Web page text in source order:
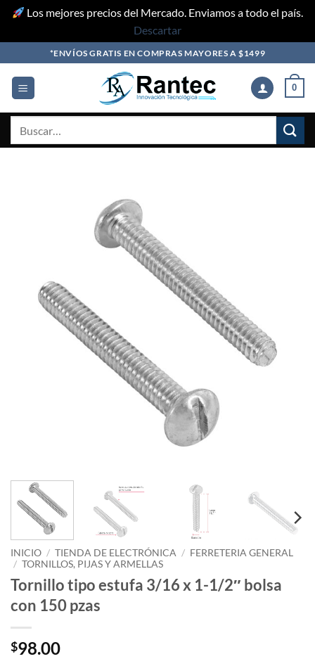
Los mejores precios del Mercado. Enviamos a todo el país.
Descartar
to
content
*ENVÍOS GRATIS EN COMPRAS MAYORES A $1499
0
INICIO / TIENDA DE ELECTRÓNICA / FERRETERIA GENERAL
/ TORNILLOS, PIJAS Y ARMELLAS
Tornillo tipo estufa 3/16 x 1-1/2″ bolsa
con 150 pzas
$98.00